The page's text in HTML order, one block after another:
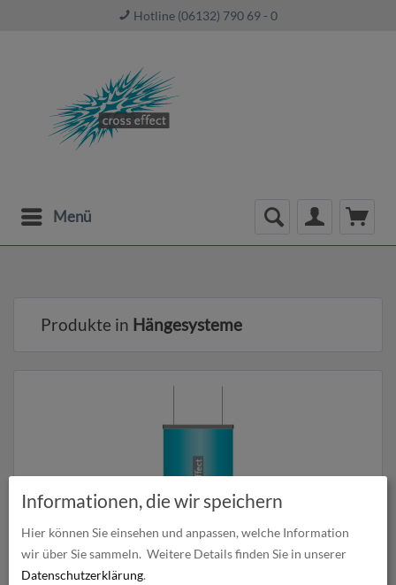
Hotline (06132) 790 69 - 0
Menü
Produkte in Hängesysteme
Posterschiene
Informationen, die wir speichern
Hier können Sie einsehen und anpassen, welche Information
wir über Sie sammeln. Weitere Details finden Sie in unserer
Datenschutzerklärung.